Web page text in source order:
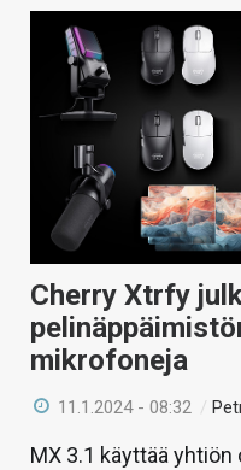
TIETOA
HINTA.FI
VAIHDA TEEMA
HAKU
Cherry Xtrfy
mikrofoneja
11.1.2024 - 08:32 /
MX 3.1 käyttää